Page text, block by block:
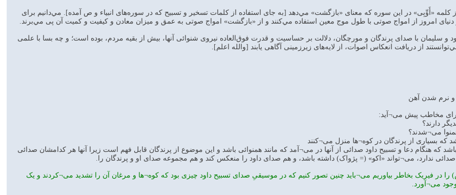
کلمه «أَوِّبِی» در اين سوره که معنای «بازگشت» مي‌دهد [به جای استفاده از کلمات تسخير و تسبيح که در سوره‌های انبياء و ص آمده]. مي‌دانيم برای
امروز از امواج صوتی با طول موج معين استفاده مي‌کنند و از «بازگشت» امواج صوتی به عمق و ميزان معادن و کيفيت و کميت آن پی مي‌برند.
و سليمان با صدای پرندگان و مورچگان، دلالت بر حساسيت و قدرت فوق‌العاده نيروی شنوائی آنها، بيش از بقيه مردم، بوده است؛ و چه بسا با علمی
از دريافت انعکاس اصوات، از لايه‌های زيرزمينی آگاهی يابند [والله اعلم].
و نرم شدن آهن
که بسیاری از پرندگان در کوه¬ها منزل می¬کنند
که هنگام دعا و تسبیح داود صدائی از آنها در می¬آمد که مانند همنوائی باشد و این موضوع از پرندگان قابل فهم است زیرا آنها هر کدامشان صدائی
ندارد، می¬تواند «اکو» (= پژواک) داشته باشد، و هم صدای داود را منعکس کند و هم مجموعه صدای او و پرندگان را.
را در فیریک بخاطر بیاوریم می¬باید چنین تصور کنیم که در موسیقیِ صدای تسبیح داود چیزی بود که کوه¬ها و مرغان آن را تشدید می¬کردند و یک
می¬آورد.